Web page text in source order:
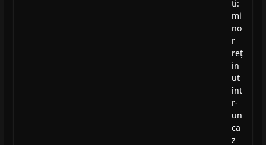
ti:
mi
no
r
reț
in
ut
înt
r-
un
ca
z